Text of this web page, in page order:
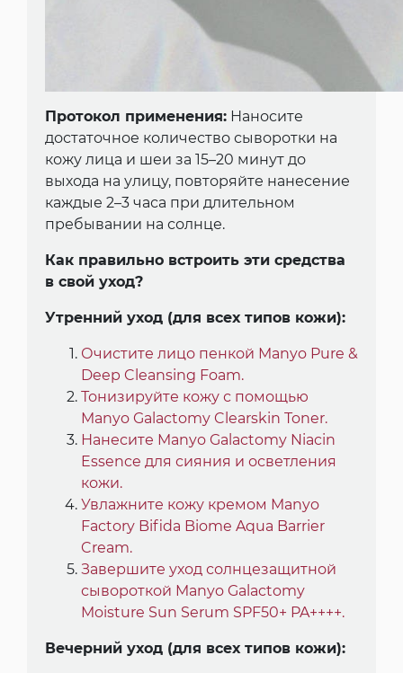
Протокол применения: Наносите
достаточное количество сыворотки на
кожу лица и шеи за 15–20 минут до
выхода на улицу, повторяйте нанесение
каждые 2–3 часа при длительном
пребывании на солнце.
Как правильно встроить эти средства
в свой уход?
Утренний уход (для всех типов кожи):
Очистите лицо пенкой Manyo Pure &
Deep Cleansing Foam.
Тонизируйте кожу с помощью
Manyo Galactomy Clearskin Toner.
Нанесите Manyo Galactomy Niacin
Essence для сияния и осветления
кожи.
Увлажните кожу кремом Manyo
Factory Bifida Biome Aqua Barrier
Cream.
Завершите уход солнцезащитной
сывороткой Manyo Galactomy
Moisture Sun Serum SPF50+ PA++++.
Вечерний уход (для всех типов кожи):